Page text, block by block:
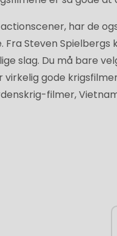
har de
Steven Spielbergs
slag. Du må bare
virkelig gode
filmer,